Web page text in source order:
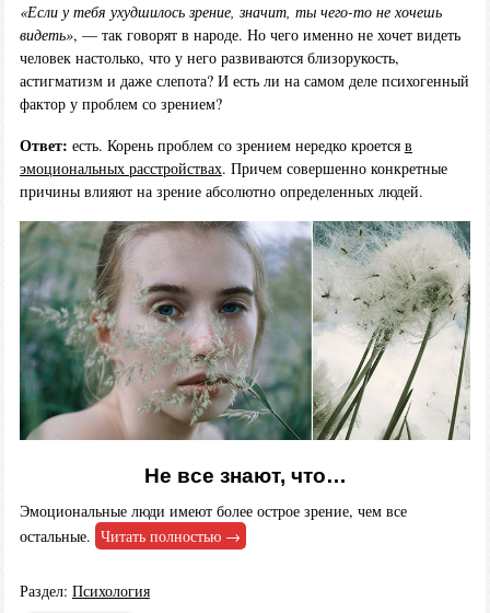
«Если у тебя ухудшилось зрение, значит, ты чего-то не хочешь
видеть», — так говорят в народе. Но чего именно не хочет видеть
человек настолько, что у него развиваются близорукость,
астигматизм и даже слепота? И есть ли на самом деле психогенный
фактор у проблем со зрением?
Ответ: есть. Корень проблем со зрением нередко кроется в
эмоциональных расстройствах. Причем совершенно конкретные
причины влияют на зрение абсолютно определенных людей.
Не все знают, что…
Эмоциональные люди имеют более острое зрение, чем все
остальные. Читать полностью →
Раздел: Психология